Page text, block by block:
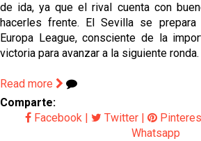
de ida, ya que el rival cuenta con
hacerles frente. El Sevilla se
Europa League, consciente de la
victoria para avanzar a la siguiente ronda.
Read more
Comparte:
Facebook
Twitter
Whatsapp